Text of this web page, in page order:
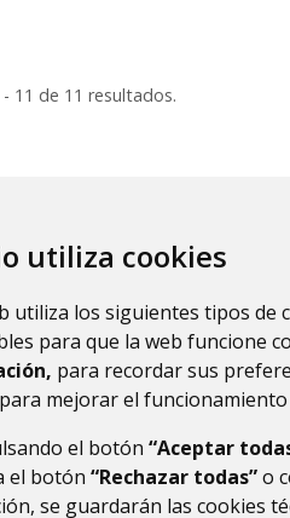
utiliza cookies
utiliza los siguientes tipos de
para que la web funcione
para recordar sus
mejorar el funcionamiento
el botón “Aceptar
el botón “Rechazar todas”o
se guardarán las cookies
11 de 11 resultados.